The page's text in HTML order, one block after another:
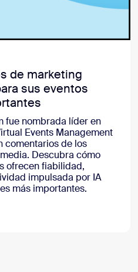
de marketing
sus eventos
fue nombrada líder en
Events Management
comentarios de los
Descubra cómo
ofrecen fiabilidad,
impulsada por IA
más importantes.